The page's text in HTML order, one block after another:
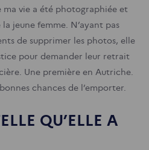
ma vie a été photographiée et
jeune femme. N’ayant pas
de supprimer les photos, elle
pour demander leur retrait
Une première en Autriche.
chances de l’emporter.
QU’ELLE A